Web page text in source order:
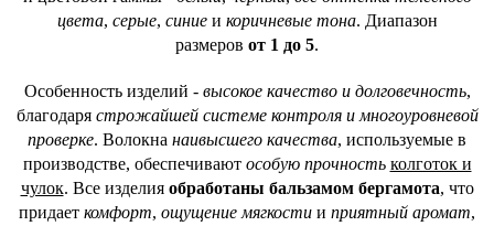
цвета, серые, синие и коричневые тона. Диапазон
размеров от 1 до 5.
Особенность изделий - высокое качество и долговечность,
благодаря строжайшей системе контроля и многоуровневой
проверке. Волокна наивысшего качества, используемые в
производстве, обеспечивают особую прочность колготок и
чулок. Все изделияобработаны бальзамом бергамота, что
придает комфорт, ощущение мягкости и приятный аромат,